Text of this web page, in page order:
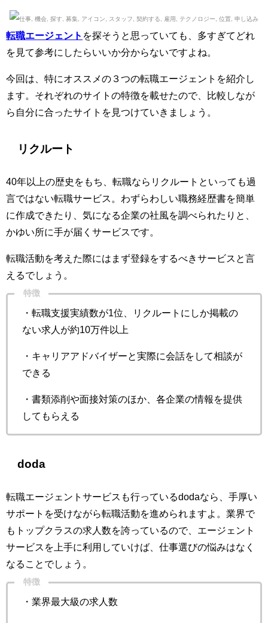
転職エージェント を探そうと思っていても、多すぎてどれ
を見て参考にしたらいいか分からないですよね。
今回は、特にオススメの３つの転職エージェントを紹介し
ます。それぞれのサイトの特徴を載せたので、比較しなが
ら自分に合ったサイトを見つけていきましょう。
リクルート
40年以上の歴史をもち、転職ならリクルートといっても過
言ではない転職サービス。わずらわしい職務経歴書を簡単
に作成できたり、気になる企業の社風を調べられたりと、
かゆい所に手が届くサービスです。
転職活動を考えた際にはまず登録をするべきサービスと言
えるでしょう。
特徴
・転職支援実績数が1位、リクルートにしか掲載の
ない求人が約10万件以上
・キャリアアドバイザーと実際に会話をして相談が
できる
・書類添削や面接対策のほか、各企業の情報を提供
してもらえる
doda
転職エージェントサービスも行っているdodaなら、手厚い
サポートを受けながら転職活動を進められますよ。業界で
もトップクラスの求人数を誇っているので、エージェント
サービスを上手に利用していけば、仕事選びの悩みはなく
なることでしょう。
特徴
・業界最大級の求人数